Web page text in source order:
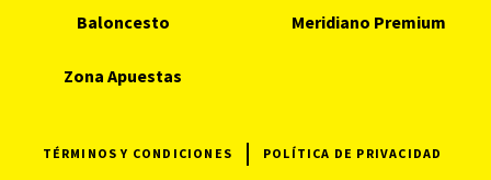
Baloncesto Meridiano Premium
Zona Apuestas
TÉRMINOS Y CONDICIONES POLÍTICA DE PRIVACIDAD